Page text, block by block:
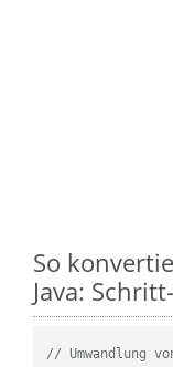
So
Java:
// Umwandlung